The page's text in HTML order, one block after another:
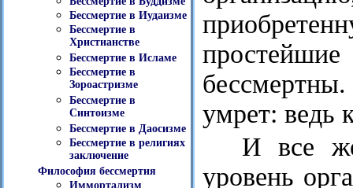
Бессмертие в Иудаизме
Бессмертие в
Христианстве
Бессмертие в Исламе
Бессмертие в
Зороастризме
Бессмертие в
Синтоизме
Бессмертие в Даосизме
Бессмертие в религиях
заключение
Философия бессмертия
Иммортализм
бессмертны.
умрет: ведь
И все
уровень